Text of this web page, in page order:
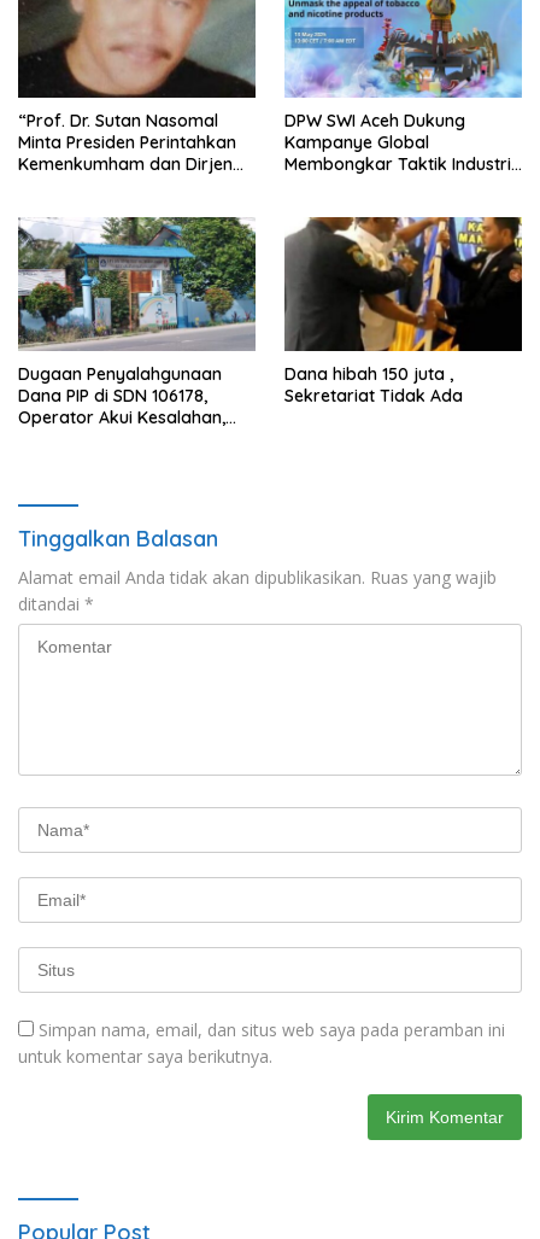
“Prof. Dr. Sutan Nasomal
Minta Presiden Perintahkan
Kemenkumham dan Dirjen
Tertibkan Lapas di Seluruh
Indonesia”
DPW SWI Aceh Dukung
Kampanye Global
Membongkar Taktik Industri
Dugaan Penyalahgunaan
Dana PIP di SDN 106178,
Operator Akui Kesalahan,
Dana hibah 150 juta ,
Sekretariat Tidak Ada
Tinggalkan Balasan
Alamat email Anda tidak akan dipublikasikan. Ruas yang wajib
ditandai *
Simpan nama, email, dan situs web saya pada peramban ini
untuk komentar saya berikutnya.
Popular Post